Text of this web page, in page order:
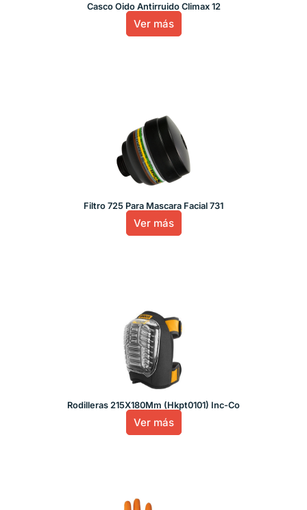
Casco Oido Antirruido Climax 12
Ver más
Filtro 725 Para Mascara Facial 731
Ver más
Rodilleras 215X180Mm (Hkpt0101) Inc-Co
Ver más